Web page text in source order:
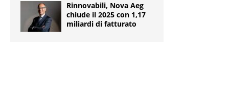
Rinnovabili, Nova Aeg
chiude il 2025 con 1,17
miliardi di fatturato